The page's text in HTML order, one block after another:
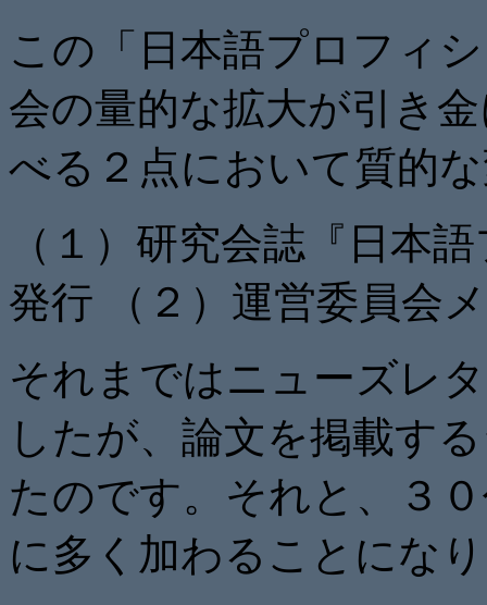
この「日本語プロフィ
会の量的な拡大が引き
べる２点において質的
（１）研究会誌『日本
発行 （２）運営委員会
それまではニューズレ
したが、 論文を掲載す
たのです。それと、
３
に多く加わることにな